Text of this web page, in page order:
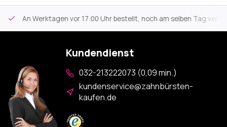
An Werktagen vor 17:00 Uhr bestellt, noch am selben Tag
Kundendienst
032-213222073 (0,09 min.)
kundenservice@zahnbürsten-
kaufen.de